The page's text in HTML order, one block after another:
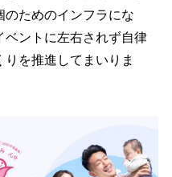
のためのインフラにな
ベントに左右されず自律
を推進してまいりま